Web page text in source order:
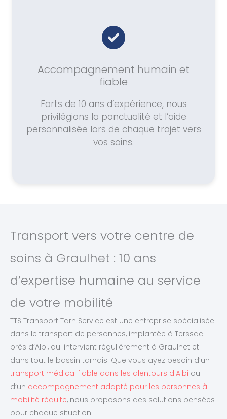
Accompagnement humain et
fiable
Forts de 10 ans d’expérience, nous
privilégions la ponctualité et l’aide
personnalisée lors de chaque trajet vers
vos soins.
Transport vers votre centre de
soins à Graulhet : 10 ans
d’expertise humaine au service
de votre mobilité
TTS Transport Tarn Service est une entreprise spécialisée
dans le transport de personnes, implantée à Terssac
près d’Albi, qui intervient régulièrement à Graulhet et
dans tout le bassin tarnais. Que vous ayez besoin d’un
transport médical fiable dans les alentours d'Albi ou
d’un accompagnement adapté pour les personnes à
mobilité réduite, nous proposons des solutions pensées
pour chaque situation.